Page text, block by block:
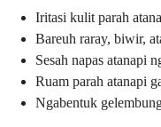
Iritasi kulit parah
Bareuh raray, biwir,
Sesah napas atanapi
Ruam parah atanapi
Ngabentuk